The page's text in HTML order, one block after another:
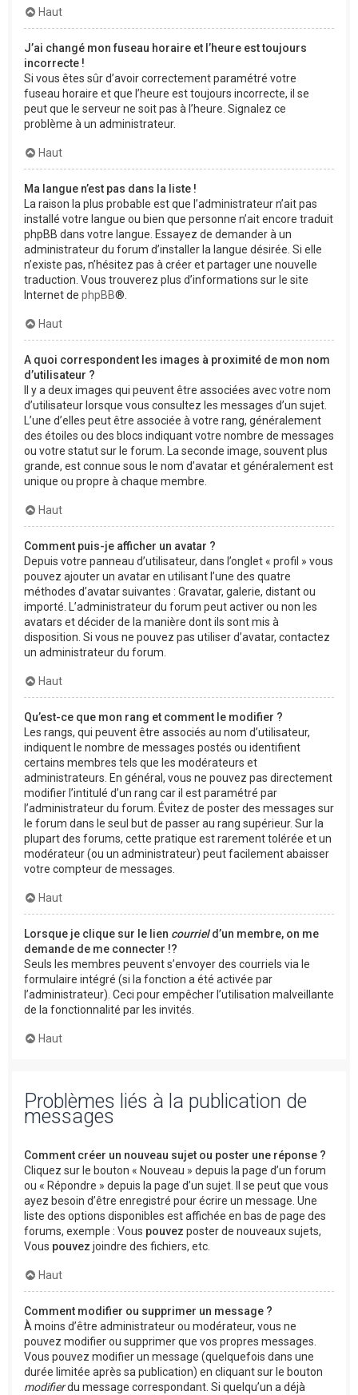
Haut
J’ai changé mon fuseau horaire et l’heure est toujours
incorrecte !
Si vous êtes sûr d’avoir correctement paramétré votre
fuseau horaire et que l’heure est toujours incorrecte, il se
peut que le serveur ne soit pas à l’heure. Signalez ce
problème à un administrateur.
Haut
Ma langue n’est pas dans la liste !
La raison la plus probable est que l’administrateur n’ait pas
installé votre langue ou bien que personne n’ait encore traduit
phpBB dans votre langue. Essayez de demander à un
administrateur du forum d’installer la langue désirée. Si elle
n’existe pas, n’hésitez pas à créer et partager une nouvelle
traduction. Vous trouverez plus d’informations sur le site
Internet de phpBB®.
Haut
A quoi correspondent les images à proximité de mon nom
d’utilisateur ?
Il y a deux images qui peuvent être associées avec votre nom
d’utilisateur lorsque vous consultez les messages d’un sujet.
L’une d’elles peut être associée à votre rang, généralement
des étoiles ou des blocs indiquant votre nombre de messages
ou votre statut sur le forum. La seconde image, souvent plus
grande, est connue sous le nom d’avatar et généralement est
unique ou propre à chaque membre.
Haut
Comment puis-je afficher un avatar ?
Depuis votre panneau d’utilisateur, dans l’onglet « profil » vous
pouvez ajouter un avatar en utilisant l’une des quatre
méthodes d’avatar suivantes : Gravatar, galerie, distant ou
importé. L’administrateur du forum peut activer ou non les
avatars et décider de la manière dont ils sont mis à
disposition. Si vous ne pouvez pas utiliser d’avatar, contactez
un administrateur du forum.
Haut
Qu’est-ce que mon rang et comment le modifier ?
Les rangs, qui peuvent être associés au nom d’utilisateur,
indiquent le nombre de messages postés ou identifient
certains membres tels que les modérateurs et
administrateurs. En général, vous ne pouvez pas directement
modifier l’intitulé d’un rang car il est paramétré par
l’administrateur du forum. Évitez de poster des messages sur
le forum dans le seul but de passer au rang supérieur. Sur la
plupart des forums, cette pratique est rarement tolérée et un
modérateur (ou un administrateur) peut facilement abaisser
votre compteur de messages.
Haut
Lorsque je clique sur le lien courrield’un membre, on me
demande de me connecter !?
Seuls les membres peuvent s’envoyer des courriels via le
formulaire intégré (si la fonction a été activée par
l’administrateur). Ceci pour empêcher l’utilisation malveillante
de la fonctionnalité par les invités.
Haut
Problèmes liés à la publication de
messages
Comment créer un nouveau sujet ou poster une réponse ?
Cliquez sur le bouton « Nouveau » depuis la page d’un forum
ou « Répondre » depuis la page d’un sujet. Il se peut que vous
ayez besoin d’être enregistré pour écrire un message. Une
liste des options disponibles est affichée en bas de page des
forums, exemple : Vous pouvez poster de nouveaux sujets,
Vous pouvez joindre des fichiers, etc.
Haut
Comment modifier ou supprimer un message ?
À moins d’être administrateur ou modérateur, vous ne
pouvez modifier ou supprimer que vos propres messages.
Vous pouvez modifier un message (quelquefois dans une
durée limitée après sa publication) en cliquant sur le bouton
modifierdu message correspondant. Si quelqu’un a déjà